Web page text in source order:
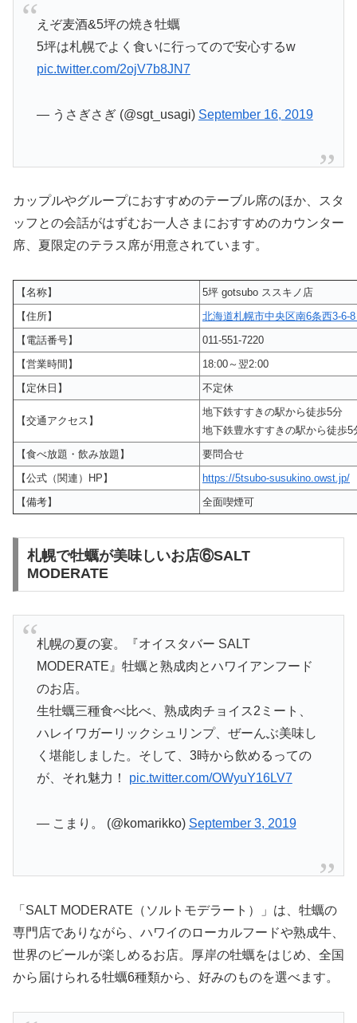
えぞ麦酒&5坪の焼き牡蠣
5坪は札幌でよく食いに行ってので安心するw
pic.twitter.com/2ojV7b8JN7
— うさぎさぎ (@sgt_usagi) September 16, 2019
カップルやグループにおすすめのテーブル席のほか、スタ
ッフとの会話がはずむお一人さまにおすすめのカウンター
席、夏限定のテラス席が用意されています。
【名称】
5坪 gotsubo ススキノ店
【住所】
北海道札幌市中央区南6条西3-6-
【電話番号】
011-551-7220
【営業時間】
18:00～翌2:00
【定休日】
不定休
【交通アクセス】
地下鉄すすきの駅から徒歩5分
地下鉄豊水すすきの駅から徒歩5
【食べ放題・飲み放題】
要問合せ
【公式（関連）HP】
https://5tsubo-susukino.owst.jp/
【備考】
全面喫煙可
札幌で牡蠣が美味しいお店⑥SALT
MODERATE
札幌の夏の宴。『オイスタバー SALT
MODERATE』牡蠣と熟成肉とハワイアンフード
のお店。
生牡蠣三種食べ比べ、熟成肉チョイス2ミート、
ハレイワガーリックシュリンプ、ぜーんぶ美味し
く堪能しました。そして、3時から飲めるっての
が、それ魅力！ pic.twitter.com/OWyuY16LV7
— こまり。 (@komarikko) September 3, 2019
「SALT MODERATE（ソルトモデラート）」は、牡蠣の
専門店でありながら、ハワイのローカルフードや熟成牛、
世界のビールが楽しめるお店。厚岸の牡蠣をはじめ、全国
から届けられる牡蠣6種類から、好みのものを選べます。